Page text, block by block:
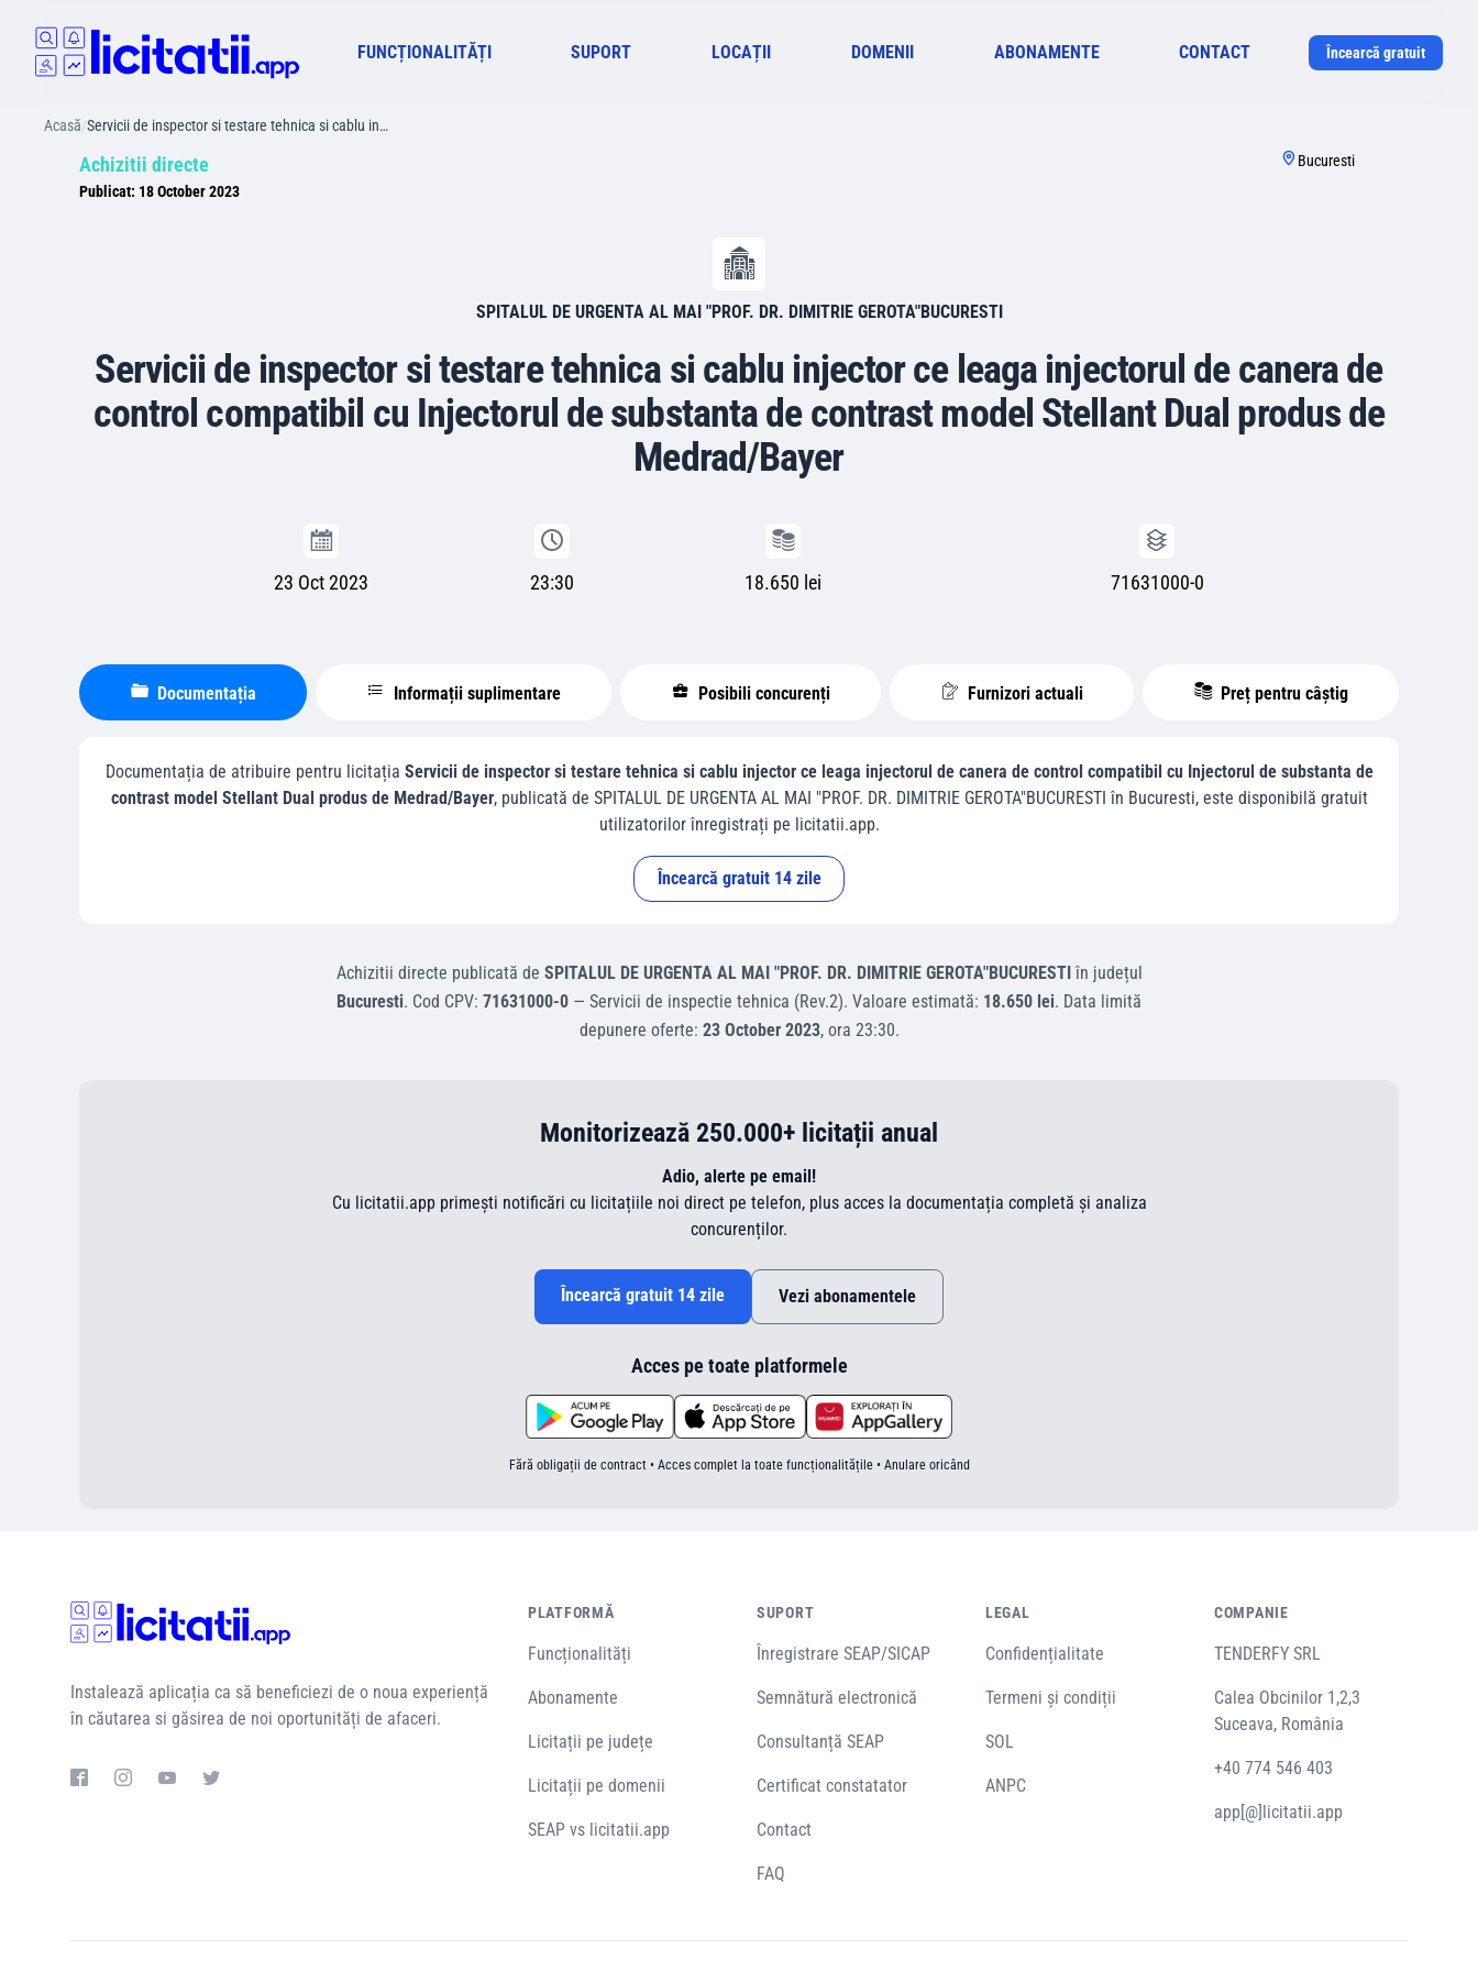
FUNCȚIONALITĂȚI SUPORT LOCAȚII DOMENII ABONAMENTE CONTACT Încearcă gratuit
Acasă/Servicii de inspector si testare tehnica si cablu in…
Achizitii directe
Publicat: 18 October 2023
Bucuresti
SPITALUL DE URGENTA AL MAI "PROF. DR. DIMITRIE GEROTA"BUCURESTI
Servicii de inspector si testare tehnica si cablu injector ce leaga injectorul de canera de
control compatibil cu Injectorul de substanta de contrast model Stellant Dual produs de
Medrad/Bayer
23 Oct 2023 23:30 18.650 lei 71631000-0
Documentația Informații suplimentare Posibili concurenți Furnizori actuali Preț pentru câștig
Documentația de atribuire pentru licitația Servicii de inspector si testare tehnica si cablu injector ce leaga injectorul de canera de control compatibil cu Injectorul de substanta de
contrast model Stellant Dual produs de Medrad/Bayer, publicată de SPITALUL DE URGENTA AL MAI "PROF. DR. DIMITRIE GEROTA"BUCURESTI în Bucuresti, este disponibilă gratuit
utilizatorilor înregistrați pe licitatii.app.
Încearcă gratuit 14 zile
Achizitii directe publicată de SPITALUL DE URGENTA AL MAI "PROF. DR. DIMITRIE GEROTA"BUCURESTIîn județul
Bucuresti. Cod CPV: 71631000-0 — Servicii de inspectie tehnica (Rev.2). Valoare estimată: 18.650 lei. Data limită
depunere oferte: 23 October 2023, ora 23:30.
Monitorizează 250.000+ licitații anual
Adio, alerte pe email!
Cu licitatii.app primești notificări cu licitațiile noi direct pe telefon, plus acces la documentația completă și analiza
concurenților.
Încearcă gratuit 14 zile Vezi abonamentele
Acces pe toate platformele
Fără obligații de contract • Acces complet la toate funcționalitățile • Anulare oricând
Instalează aplicația ca să beneficiezi de o noua experiență
în căutarea si găsirea de noi oportunități de afaceri.
PLATFORMĂ
Funcționalități
Abonamente
Licitații pe județe
Licitații pe domenii
SEAP vs licitatii.app
SUPORT
Înregistrare SEAP/SICAP
Semnătură electronică
Consultanță SEAP
Certificat constatator
Contact
FAQ
LEGAL
Confidențialitate
Termeni și condiții
SOL
ANPC
COMPANIE
TENDERFY SRL
Calea Obcinilor 1,2,3
Suceava, România
+40 774 546 403
app[@]licitatii.app